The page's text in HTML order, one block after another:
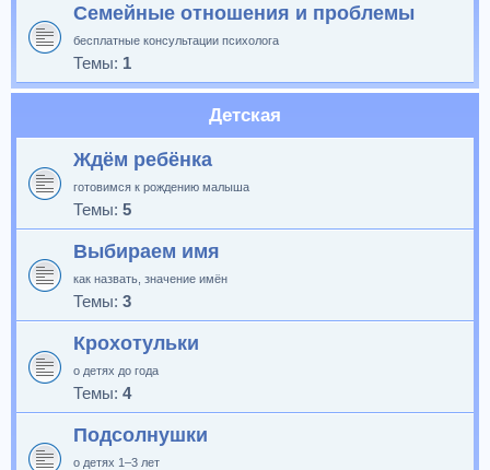
Семейные отношения и проблемы
бесплатные консультации психолога
Темы: 1
Детская
Ждём ребёнка
готовимся к рождению малыша
Темы: 5
Выбираем имя
как назвать, значение имён
Темы: 3
Крохотульки
о детях до года
Темы: 4
Подсолнушки
о детях 1–3 лет